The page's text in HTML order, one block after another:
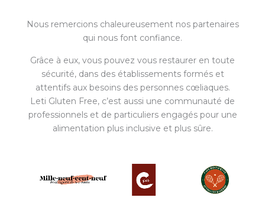
Nous remercions chaleureusement nos partenaires
qui nous font confiance.
Grâce à eux, vous pouvez vous restaurer en toute
sécurité, dans des établissements formés et
attentifs aux besoins des personnes cœliaques.
Leti Gluten Free, c’est aussi une communauté de
professionnels et de particuliers engagés pour une
alimentation plus inclusive et plus sûre.